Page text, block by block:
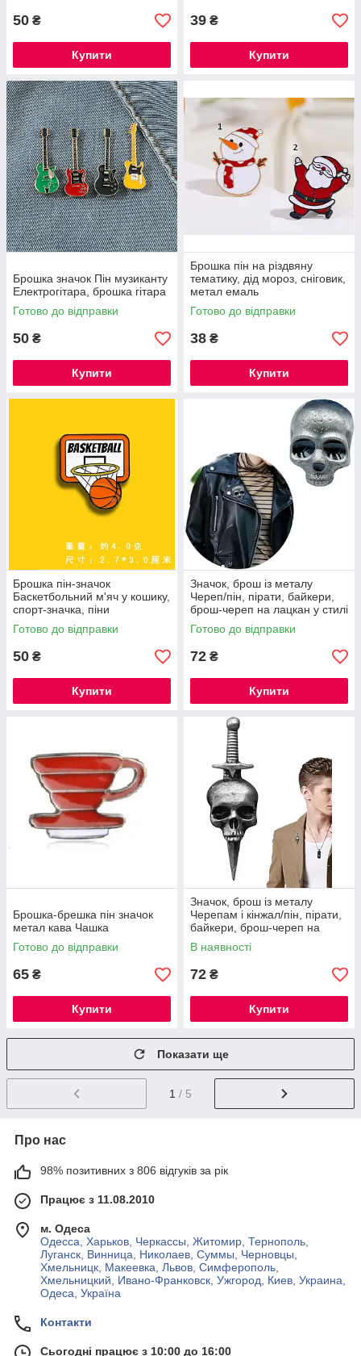
50 ₴
Купити
39 ₴
Купити
Брошка значок Пін музиканту
Електрогітара, брошка гітара
Готово до відправки
50 ₴
Купити
Брошка пін на різдвяну
тематику, дід мороз, сніговик,
метал емаль
Готово до відправки
38 ₴
Купити
Брошка пін-значок
Баскетбольний м'яч у кошику,
спорт-значка, піни
Готово до відправки
50 ₴
Купити
Значок, брош із металу
Череп/пін, пірати, байкери,
брош-череп на лацкан у стилі
Гелловіна
Готово до відправки
72 ₴
Купити
Брошка-брешка пін значок
метал кава Чашка
Готово до відправки
65 ₴
Купити
Значок, брош із металу
Черепам і кінжал/пін, пірати,
байкери, брош-череп на
лацкан у стилі Хелловіна
В наявності
72 ₴
Купити
Показати ще
1 / 5
Про нас
98% позитивних з 806 відгуків за рік
Працює з 11.08.2010
м. Одеса
Одесса, Харьков, Черкассы, Житомир, Тернополь,
Луганск, Винница, Николаев, Суммы, Черновцы,
Хмельницк, Макеевка, Львов, Симферополь,
Хмельницкий, Ивано-Франковск, Ужгород, Киев, Украина,
Одеса, Україна
Контакти
Сьогодні працює з 10:00 до 16:00